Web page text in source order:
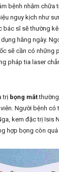
bệnh nhằm chữa
nguy kịch như
bác sĩ sẽ thường
hằng ngày.
sẽ cần có những
pháp tia laser
trị bọng mắt
Người bệnh
kem đặc trị Isis
hợp bọng còn quá